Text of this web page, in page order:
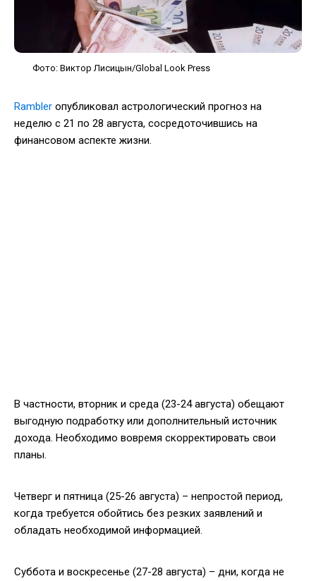
Фото: Виктор Лисицын/Global Look Press
Rambler опубликовал астрологический прогноз на
неделю с 21 по 28 августа, сосредоточившись на
финансовом аспекте жизни.
В частности, вторник и среда (23-24 августа) обещают
выгодную подработку или дополнительный источник
дохода. Необходимо вовремя скорректировать свои
планы.
Четверг и пятница (25-26 августа) – непростой период,
когда требуется обойтись без резких заявлений и
обладать необходимой информацией.
Суббота и воскресенье (27-28 августа) – дни, когда не